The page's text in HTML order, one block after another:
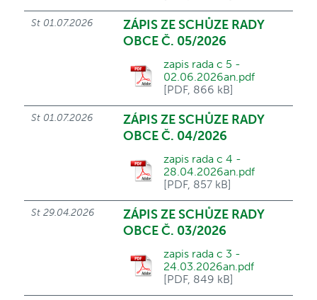
St 01.07.2026
ZÁPIS ZE SCHŮZE RADY
OBCE Č. 05/2026
zapis rada c 5 -
02.06.2026an.pdf
[PDF, 866 kB]
St 01.07.2026
ZÁPIS ZE SCHŮZE RADY
OBCE Č. 04/2026
zapis rada c 4 -
28.04.2026an.pdf
[PDF, 857 kB]
St 29.04.2026
ZÁPIS ZE SCHŮZE RADY
OBCE Č. 03/2026
zapis rada c 3 -
24.03.2026an.pdf
[PDF, 849 kB]